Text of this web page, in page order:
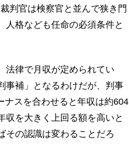
判官は検察官と並んで狭き門
人格なども任命の必須条件と
法律で月収が定められてい
事補」となるわけだが、判事
ナスを合わせると年収は約604
収を大きく上回る額を高いと
その認識は変わることだろ